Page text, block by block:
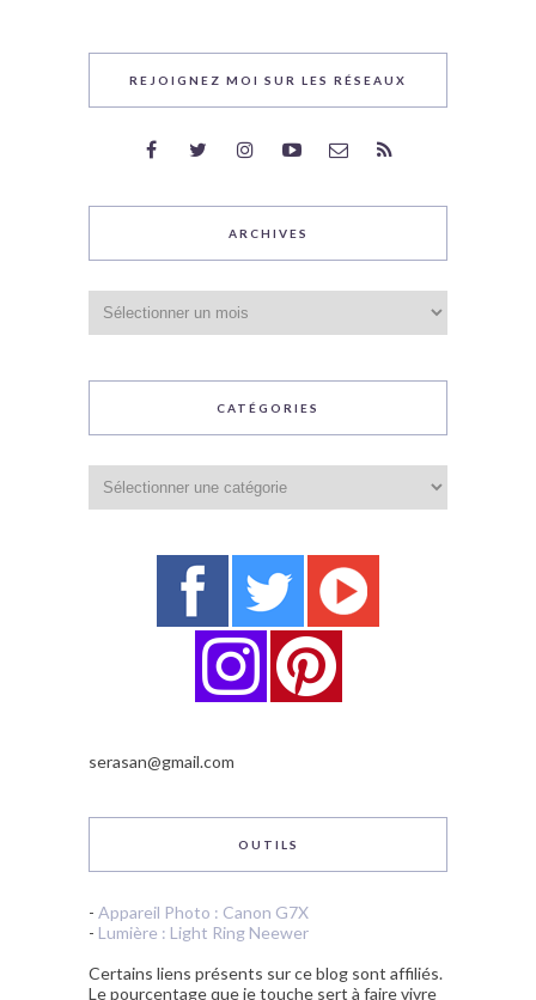
REJOIGNEZ MOI SUR LES RÉSEAUX
ARCHIVES
CATÉGORIES
serasan@gmail.com
OUTILS
- Appareil Photo : Canon G7X
- Lumière : Light Ring Neewer
Certains liens présents sur ce blog sont affiliés.
Le pourcentage que je touche sert à faire vivre